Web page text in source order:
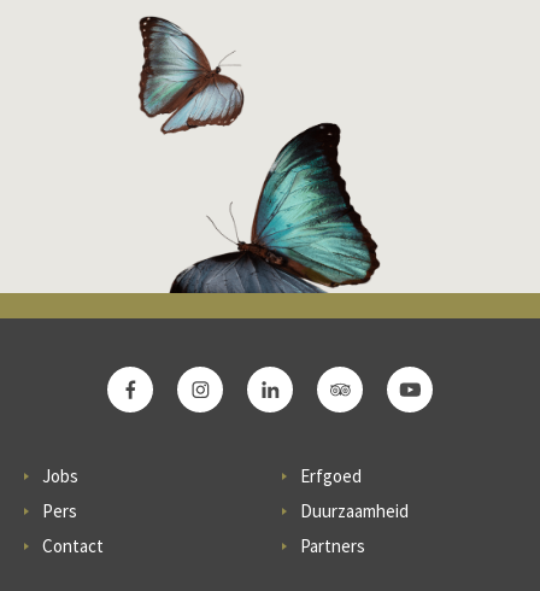
Jobs
Pers
Contact
Erfgoed
Duurzaamheid
Partners